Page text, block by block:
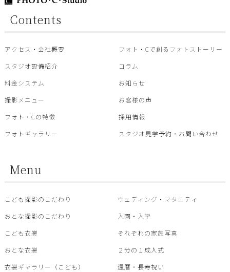
Contents
アクセス・会社概要
スタジオ設備紹介
料金システム
撮影メニュー
フォト・Cの特徴
フォトギャラリー
フォト・Cで創るフォトストーリー
コラム
お知らせ
お客様の声
採用情報
スタジオ見学予約・お問い合わせ
Menu
こども撮影のこだわり
おとな撮影のこだわり
こども衣裳
おとな衣裳
衣裳ギャラリー（こども）
ウェディング・マタニティ
入園・入学
それぞれの家族写真
２分の１成人式
還暦・⾧寿祝い